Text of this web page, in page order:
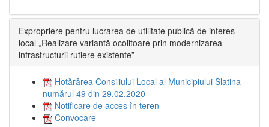
Expropriere pentru lucrarea de utilitate publică de interes
local „Realizare variantă ocolitoare prin modernizarea
infrastructurii rutiere existente”
Hotărârea Consiliului Local al Municipiului Slatina
numărul 49 din 29.02.2020
Notificare de acces în teren
Convocare